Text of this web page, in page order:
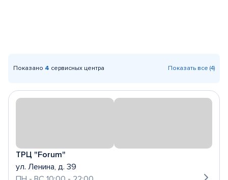
Показано 4 сервисных центра Показать все (4)
ТРЦ "Forum"
ул. Ленина, д. 39